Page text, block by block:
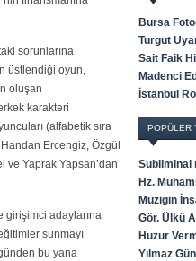
sorunlarına
üstlendiği oyun,
oluşan
karakteri
(alfabetik sıra
Ercengiz, Özgül
ve Yaprak Yapsan’dan
girişimci adaylarına
sunmayı
bu yana
Bursa
Turgut
Sait Faik
Madenci
İstanbul
POPÜLER
Subliminal
Hz.
Müzigin
Gör. Ülkü
Huzur
Yılmaz